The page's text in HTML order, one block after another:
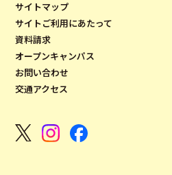
サイトマップ
サイトご利用にあたって
資料請求
オープンキャンパス
お問い合わせ
交通アクセス